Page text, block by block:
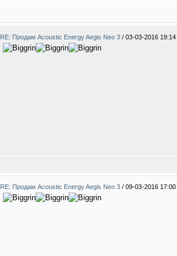
RE: Продам Acoustic Energy Aegis Neo 3 / 03-03-2016 19:14
RE: Продам Acoustic Energy Aegis Neo 3 / 09-03-2016 17:00